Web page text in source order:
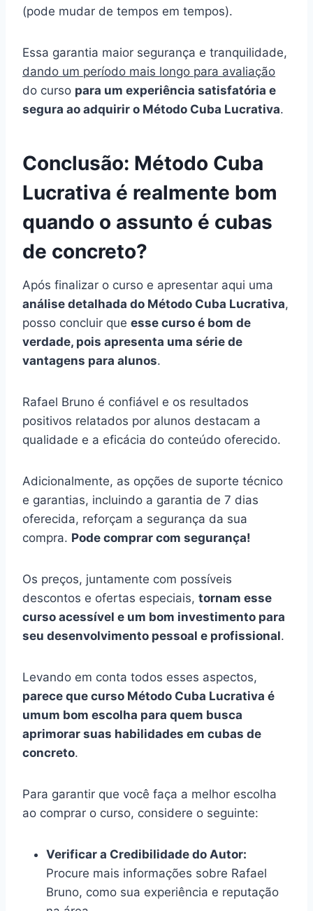
(pode mudar de tempos em tempos).
Essa garantia maior segurança e tranquilidade,
dando um período mais longo para avaliação
do curso para um experiência satisfatória e
segura ao adquirir o Método Cuba Lucrativa.
Conclusão: Método Cuba
Lucrativa é realmente bom
quando o assunto é cubas
de concreto?
Após finalizar o curso e apresentar aqui uma
análise detalhada do Método Cuba Lucrativa,
posso concluir que esse curso é bom de
verdade, pois apresenta uma série de
vantagens para alunos.
Rafael Bruno é confiável e os resultados
positivos relatados por alunos destacam a
qualidade e a eficácia do conteúdo oferecido.
Adicionalmente, as opções de suporte técnico
e garantias, incluindo a garantia de 7 dias
oferecida, reforçam a segurança da sua
compra. Pode comprar com segurança!
Os preços, juntamente com possíveis
descontos e ofertas especiais, tornam esse
curso acessível e um bom investimento para
seu desenvolvimento pessoal e profissional.
Levando em conta todos esses aspectos,
parece que curso Método Cuba Lucrativa é
umum bom escolha para quem busca
aprimorar suas habilidades em cubas de
concreto.
Para garantir que você faça a melhor escolha
ao comprar o curso, considere o seguinte:
Verificar a Credibilidade do Autor:
Procure mais informações sobre Rafael
Bruno, como sua experiência e reputação